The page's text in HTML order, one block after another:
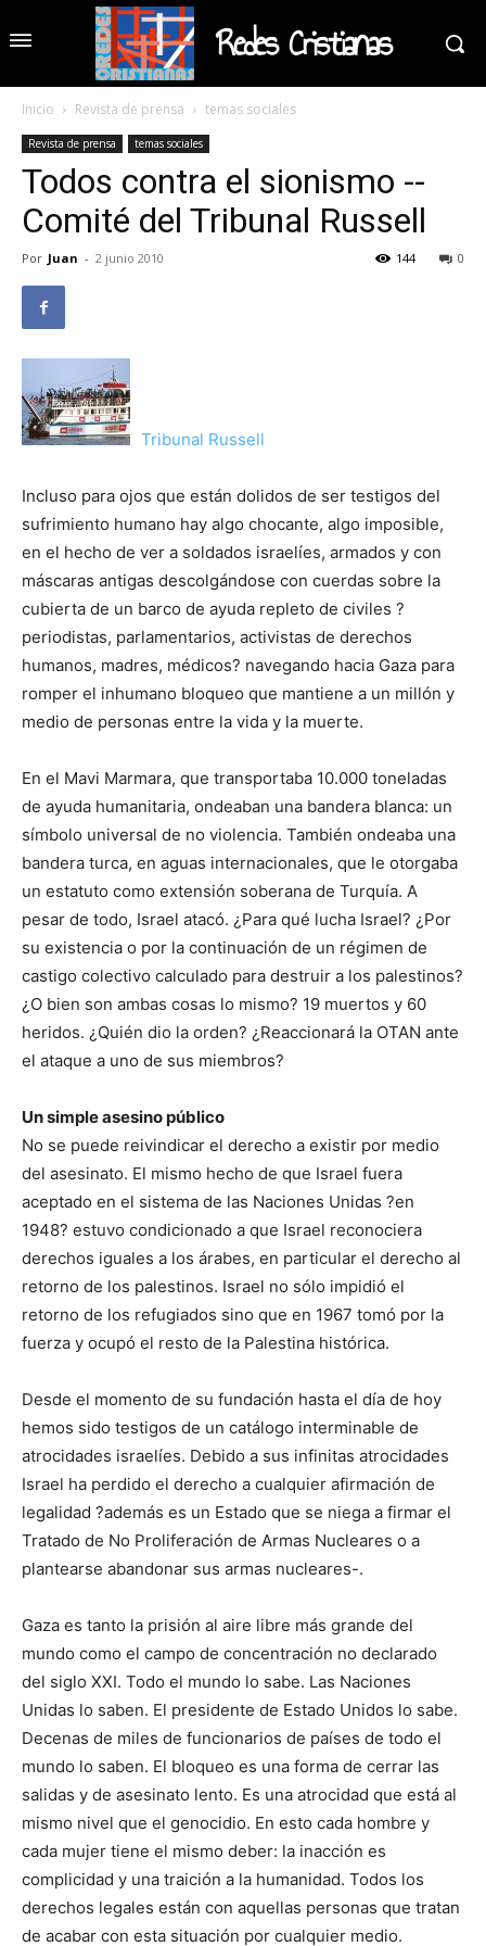
Redes Cristianas
Inicio Revista de prensa temas sociales
Revista de prensa temas sociales
Todos contra el sionismo --
Comité del Tribunal Russell
Por Juan - 2 junio 2010 0
144
Tribunal Russell
Incluso para ojos que están dolidos de ser testigos del
sufrimiento humano hay algo chocante, algo imposible,
en el hecho de ver a soldados israelíes, armados y con
máscaras antigas descolgándose con cuerdas sobre la
cubierta de un barco de ayuda repleto de civiles ?
periodistas, parlamentarios, activistas de derechos
humanos, madres, médicos? navegando hacia Gaza para
romper el inhumano bloqueo que mantiene a un millón y
medio de personas entre la vida y la muerte.
En el Mavi Marmara, que transportaba 10.000 toneladas
de ayuda humanitaria, ondeaban una bandera blanca: un
símbolo universal de no violencia. También ondeaba una
bandera turca, en aguas internacionales, que le otorgaba
un estatuto como extensión soberana de Turquía. A
pesar de todo, Israel atacó. ¿Para qué lucha Israel? ¿Por
su existencia o por la continuación de un régimen de
castigo colectivo calculado para destruir a los palestinos?
¿O bien son ambas cosas lo mismo? 19 muertos y 60
heridos. ¿Quién dio la orden? ¿Reaccionará la OTAN ante
el ataque a uno de sus miembros?
Un simple asesino público
No se puede reivindicar el derecho a existir por medio
del asesinato. El mismo hecho de que Israel fuera
aceptado en el sistema de las Naciones Unidas ?en
1948? estuvo condicionado a que Israel reconociera
derechos iguales a los árabes, en particular el derecho al
retorno de los palestinos. Israel no sólo impidió el
retorno de los refugiados sino que en 1967 tomó por la
fuerza y ocupó el resto de la Palestina histórica.
Desde el momento de su fundación hasta el día de hoy
hemos sido testigos de un catálogo interminable de
atrocidades israelíes. Debido a sus infinitas atrocidades
Israel ha perdido el derecho a cualquier afirmación de
legalidad ?además es un Estado que se niega a firmar el
Tratado de No Proliferación de Armas Nucleares o a
plantearse abandonar sus armas nucleares-.
Gaza es tanto la prisión al aire libre más grande del
mundo como el campo de concentración no declarado
del siglo XXI. Todo el mundo lo sabe. Las Naciones
Unidas lo saben. El presidente de Estado Unidos lo sabe.
Decenas de miles de funcionarios de países de todo el
mundo lo saben. El bloqueo es una forma de cerrar las
salidas y de asesinato lento. Es una atrocidad que está al
mismo nivel que el genocidio. En esto cada hombre y
cada mujer tiene el mismo deber: la inacción es
complicidad y una traición a la humanidad. Todos los
derechos legales están con aquellas personas que tratan
de acabar con esta situación por cualquier medio.